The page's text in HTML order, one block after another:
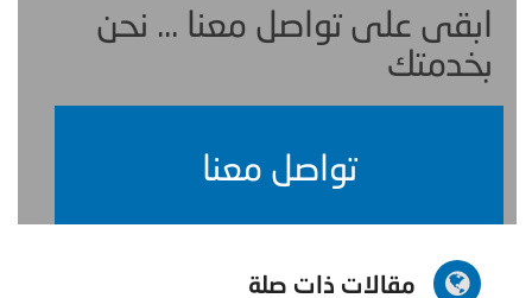
ابقى على تواصل معنا ... نحن
بخدمتك
تواصل معنا
مقالات ذات صلة